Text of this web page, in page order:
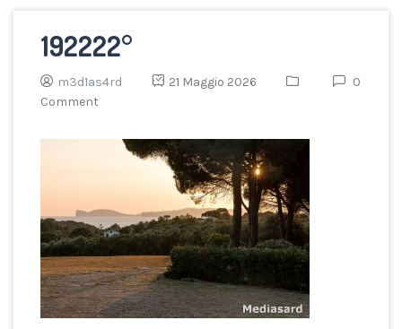
192222°
m3d1as4rd 21 Maggio 2026
0
Comment